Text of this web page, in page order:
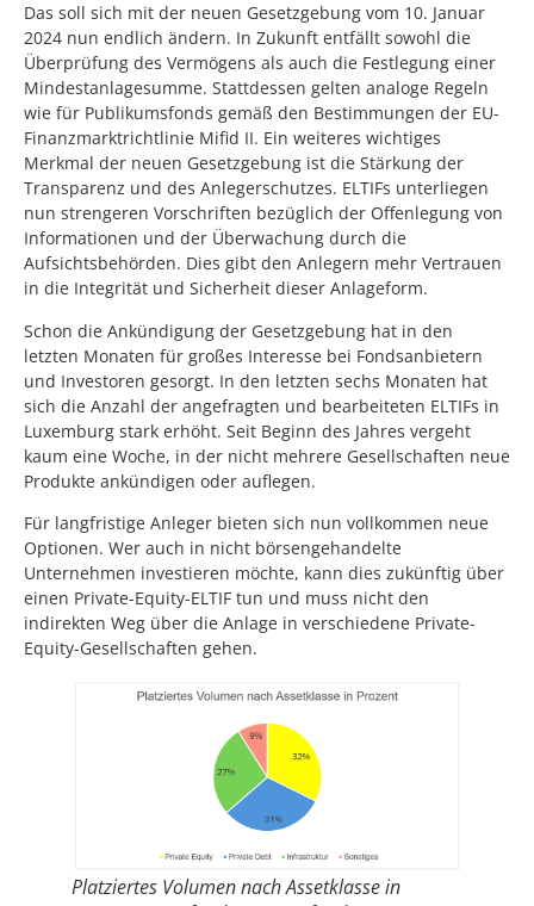
Das soll sich mit der neuen Gesetzgebung vom 10. Januar
2024 nun endlich ändern. In Zukunft entfällt sowohl die
Überprüfung des Vermögens als auch die Festlegung einer
Mindestanlagesumme. Stattdessen gelten analoge Regeln
wie für Publikumsfonds gemäß den Bestimmungen der EU-
Finanzmarktrichtlinie Mifid II. Ein weiteres wichtiges
Merkmal der neuen Gesetzgebung ist die Stärkung der
Transparenz und des Anlegerschutzes. ELTIFs unterliegen
nun strengeren Vorschriften bezüglich der Offenlegung von
Informationen und der Überwachung durch die
Aufsichtsbehörden. Dies gibt den Anlegern mehr Vertrauen
in die Integrität und Sicherheit dieser Anlageform.
Schon die Ankündigung der Gesetzgebung hat in den
letzten Monaten für großes Interesse bei Fondsanbietern
und Investoren gesorgt. In den letzten sechs Monaten hat
sich die Anzahl der angefragten und bearbeiteten ELTIFs in
Luxemburg stark erhöht. Seit Beginn des Jahres vergeht
kaum eine Woche, in der nicht mehrere Gesellschaften neue
Produkte ankündigen oder auflegen.
Für langfristige Anleger bieten sich nun vollkommen neue
Optionen. Wer auch in nicht börsengehandelte
Unternehmen investieren möchte, kann dies zukünftig über
einen Private-Equity-ELTIF tun und muss nicht den
indirekten Weg über die Anlage in verschiedene Private-
Equity-Gesellschaften gehen.
Platziertes Volumen nach Assetklasse in